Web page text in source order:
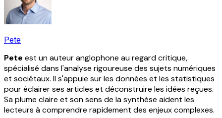
Pete
Pete est un auteur anglophone au regard critique,
spécialisé dans l'analyse rigoureuse des sujets numériques
et sociétaux. Il s'appuie sur les données et les statistiques
pour éclairer ses articles et déconstruire les idées reçues.
Sa plume claire et son sens de la synthèse aident les
lecteurs à comprendre rapidement des enjeux complexes.